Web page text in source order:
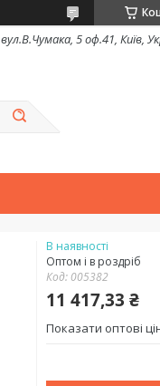
вул.В.Чумака, 5 оф.41, Київ,
В наявності
Оптом і в роздріб
Код: 005382
11 417,33 ₴
Показати оптові